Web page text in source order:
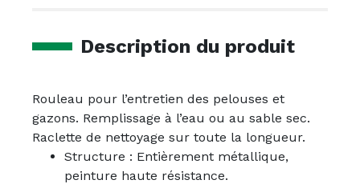
Description du produit
Rouleau pour l’entretien des pelouses et
gazons. Remplissage à l’eau ou au sable sec.
Raclette de nettoyage sur toute la longueur.
Structure : Entièrement métallique,
peinture haute résistance.